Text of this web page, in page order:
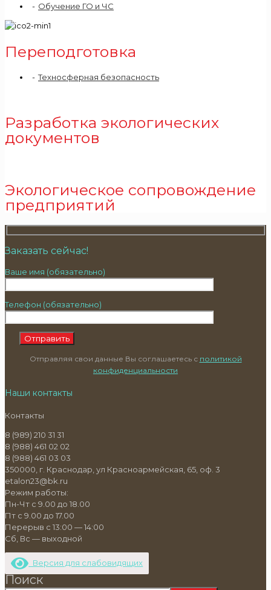
Обучение ГО и ЧС
Переподготовка
Техносферная безопасность
Разработка экологических
документов
Экологическое сопровождение
предприятий
Заказать сейчас!
Ваше имя (обязательно)
Телефон (обязательно)
Отправляя свои данные Вы соглашаетесь с политикой
конфиденциальности
Наши контакты
Контакты
8 (989) 210 31 31
8 (988) 461 02 02
8 (988) 461 03 03
350000, г. Краснодар, ул Красноармейская, 65, оф. 3
etalon23@bk.ru
Режим работы:
Пн-Чт с 9.00 до 18.00
Пт с 9.00 до 17.00
Перерыв с 13:00 — 14:00
Сб, Вс — выходной
Версия для слабовидящих
Поиск